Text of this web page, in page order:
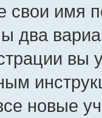
свои имя
два
вы
новые